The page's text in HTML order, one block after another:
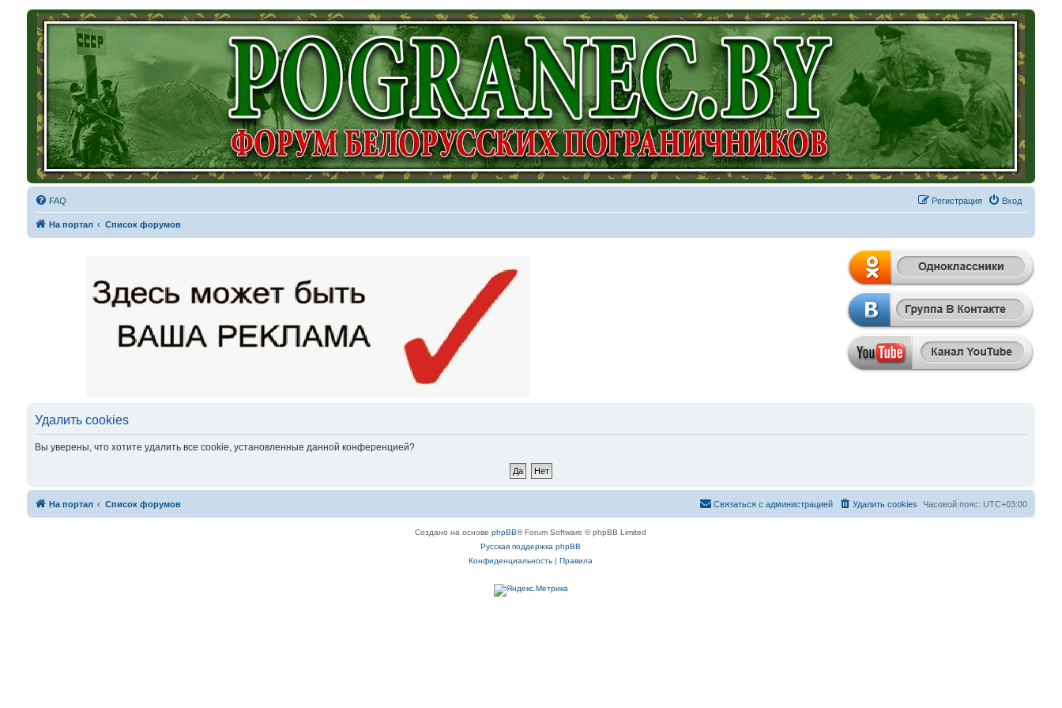
FAQ Вход
Регистрация
На портал Список форумов
Удалить cookies
Вы уверены, что хотите удалить все cookie, установленные данной конференцией?
На портал Список форумов Часовой пояс: UTC+03:00
Удалить cookies
Связаться с администрацией
Создано на основеphpBB® Forum Software © phpBB Limited
Русская поддержка phpBB
Конфиденциальность |Правила